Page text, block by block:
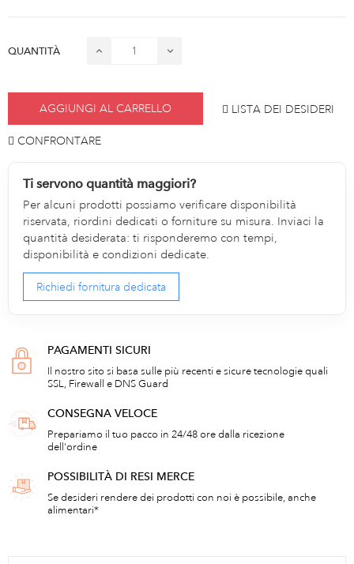
QUANTITÀ
AGGIUNGI AL CARRELLO LISTA DEI DESIDERI
CONFRONTARE
Ti servono quantità maggiori?
Per alcuni prodotti possiamo verificare disponibilità
riservata, riordini dedicati o forniture su misura. Inviaci la
quantità desiderata: ti risponderemo con tempi,
disponibilità e condizioni dedicate.
Richiedi fornitura dedicata
PAGAMENTI SICURI
Il nostro sito si basa sulle più recenti e sicure tecnologie quali
SSL, Firewall e DNS Guard
CONSEGNA VELOCE
Prepariamo il tuo pacco in 24/48 ore dalla ricezione
dell'ordine
POSSIBILITÀ DI RESI MERCE
Se desideri rendere dei prodotti con noi è possibile, anche
alimentari*